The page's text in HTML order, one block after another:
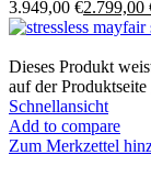
3.949,00 €2.799,00
Dieses Produkt
auf der
Schnellansicht
Add to compare
Zum Merkzettel